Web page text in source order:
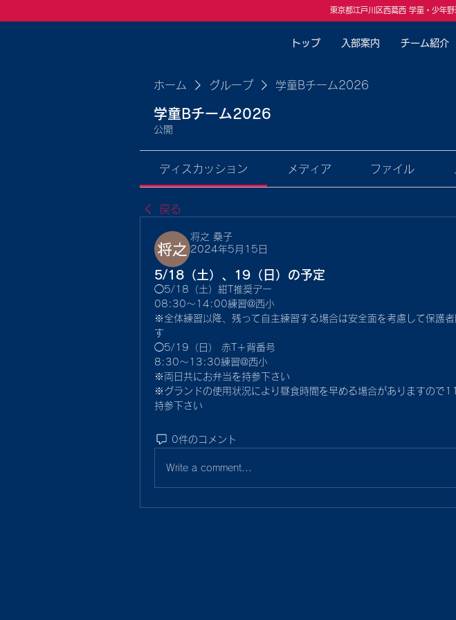
トップ 入部案内 チーム紹介
東京都江戸川区西葛西 学童・少年
ホーム グループ 学童Bチーム2026
学童Bチーム2026
公開
ディスカッション メディア ファイル
戻る
将之 桑子
2024年5月15日
5/18（土）、19（日）の予定
◯5/18（土）紺T推奨デー
08:30〜14:00練習@西小
※全体練習以降、残って自主練習する場合は安全面を考慮して保護
す
◯5/19（日） 赤T＋背番号
8:30〜13:30練習@西小
※両日共にお弁当を持参下さい
※グランドの使用状況により昼食時間を早める場合がありますので
持参下さい
0件のコメント
Write a comment...